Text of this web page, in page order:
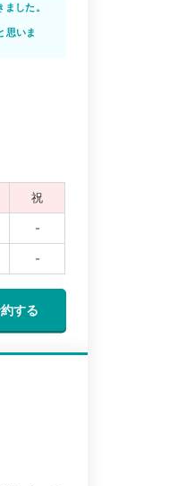
した。
思いま
祝
-
-
する